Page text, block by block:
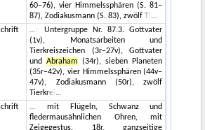
60–76), vier Himmelssphären (S. 81–
87), Zodiakusmann (S. 83), zwölf Ti
r Untergruppe Nr. 87.3. Gottvater
(1v), Monatsarbeiten und
Tierkreiszeichen (3r–27v), Gottvater
undAbraham (34r), sieben Planeten
(35r–42v), vier Himmelssphären (44v–
47v), Zodiakusmann (50r), zwölf
Tierkrei
mit Flügeln, Schwanz und
fledermausähnlichen Ohren, mit
Zeigegestus. 18r, ganzseitige